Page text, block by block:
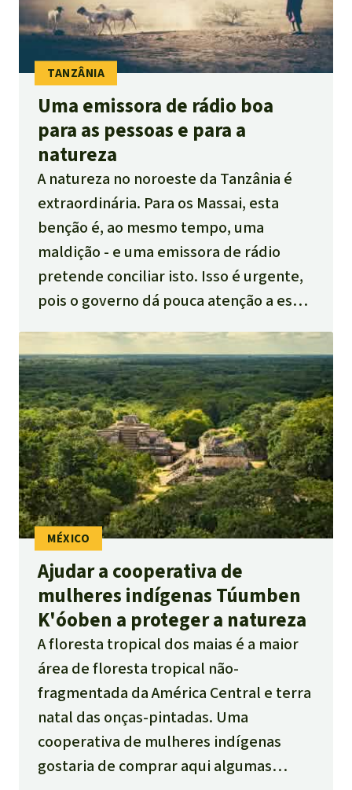
Uma emissora de rádio boa
para as pessoas e para a
natureza
A natureza no noroeste da Tanzânia é
extraordinária. Para os Massai, esta
benção é, ao mesmo tempo, uma
maldição - e uma emissora de rádio
pretende conciliar isto. Isso é urgente,
pois o governo dá pouca atenção a esse
entendimento de “proteção à
natureza”. No entanto, quem está bem
informado e conhece seus direitos,
pode definir o seu próprio futuro.
Ajudar a cooperativa de
mulheres indígenas Túumben
K'óoben a proteger a natureza
A floresta tropical dos maias é a maior
área de floresta tropical não-
fragmentada da América Central e terra
natal das onças-pintadas. Uma
cooperativa de mulheres indígenas
gostaria de comprar aqui algumas